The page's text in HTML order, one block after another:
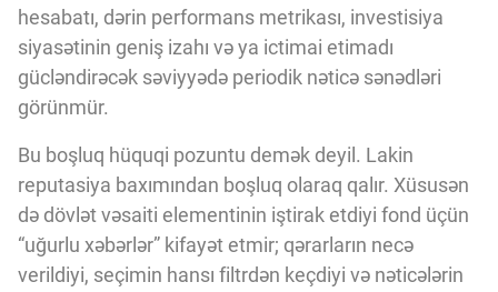
hesabatı, dərin performans metrikası, investisiya
siyasətinin geniş izahı və ya ictimai etimadı
gücləndirəcək səviyyədə periodik nəticə sənədləri
görünmür.
Bu boşluq hüquqi pozuntu demək deyil. Lakin
reputasiya baxımından boşluq olaraq qalır. Xüsusən
də dövlət vəsaiti elementinin iştirak etdiyi fond üçün
“uğurlu xəbərlər” kifayət etmir; qərarların necə
verildiyi, seçimin hansı filtrdən keçdiyi və nəticələrin